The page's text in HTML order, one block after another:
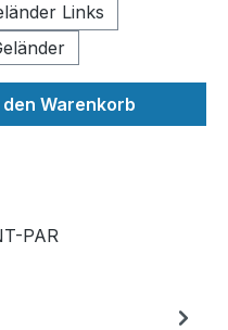
Links
den
den Warenkorb
PAR